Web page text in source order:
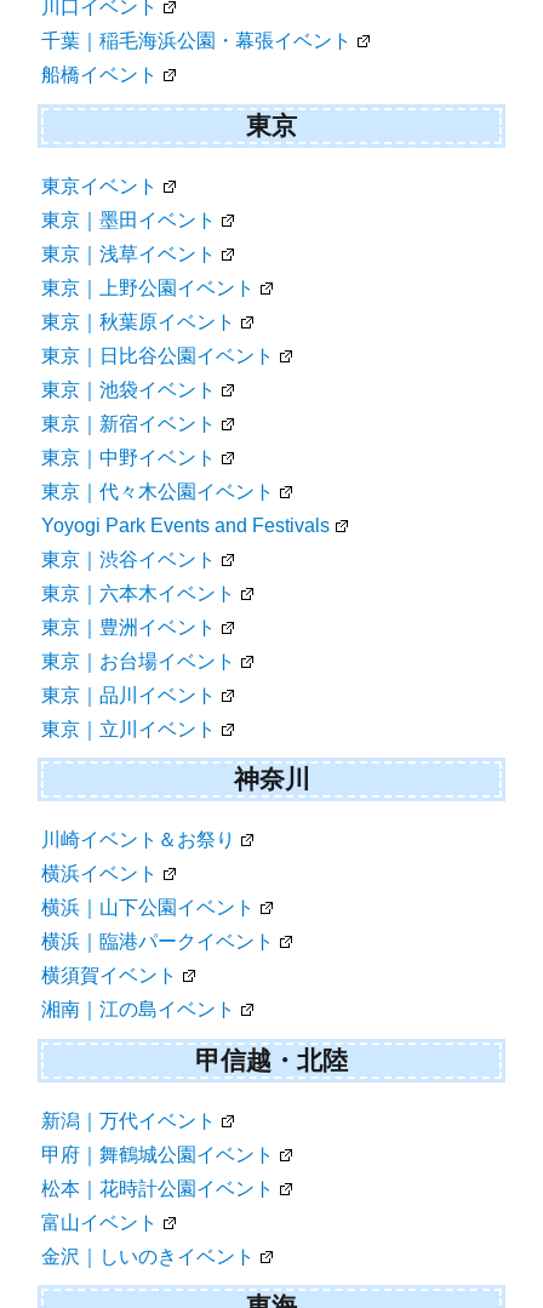
川口イベント
千葉｜稲毛海浜公園・幕張イベント
船橋イベント
東京
東京イベント
東京｜墨田イベント
東京｜浅草イベント
東京｜上野公園イベント
東京｜秋葉原イベント
東京｜日比谷公園イベント
東京｜池袋イベント
東京｜新宿イベント
東京｜中野イベント
東京｜代々木公園イベント
Yoyogi Park Events and Festivals
東京｜渋谷イベント
東京｜六本木イベント
東京｜豊洲イベント
東京｜お台場イベント
東京｜品川イベント
東京｜立川イベント
神奈川
川崎イベント＆お祭り
横浜イベント
横浜｜山下公園イベント
横浜｜臨港パークイベント
横須賀イベント
湘南｜江の島イベント
甲信越・北陸
新潟｜万代イベント
甲府｜舞鶴城公園イベント
松本｜花時計公園イベント
富山イベント
金沢｜しいのきイベント